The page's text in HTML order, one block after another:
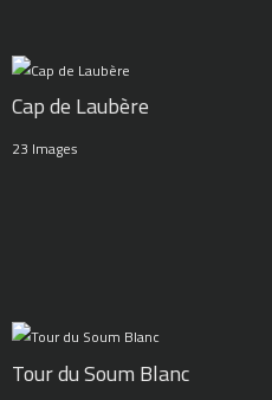
Cap de Laubère
23 Images
Tour du Soum Blanc